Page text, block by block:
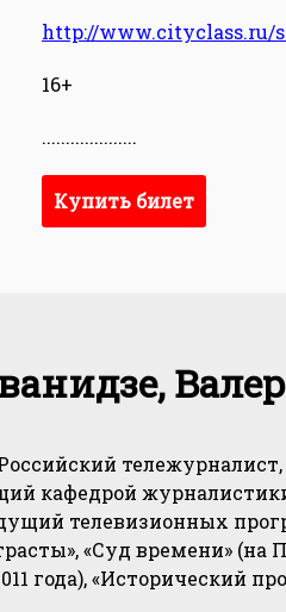
http://www.cityclass.ru/
16+
....................
Купить билет
кафедрой
телевизионных
«Суд времени» (на
года), «Исторический